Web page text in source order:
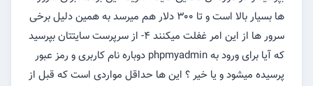
ها بسیار بالا است و تا ۳۰۰ دلار هم میرسد به همین دلیل برخی
سرور ها از این امر غفلت میکنند ۴- از سرپرست سایتتان بپرسید
که آیا برای ورود به phpmyadmin دوباره نام کاربری و رمز عبور
پرسیده میشود و یا خیر ؟ این ها حداقل مواردی است که قبل از